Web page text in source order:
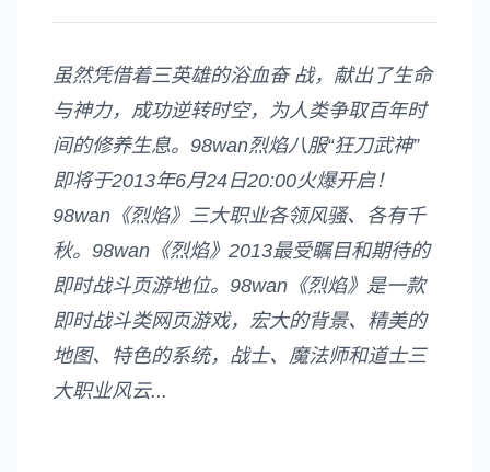
虽然凭借着三英雄的浴血奋 战，献出了生命
与神力，成功逆转时空，为人类争取百年时
间的修养生息。98wan烈焰八服“狂刀武神”
即将于2013年6月24日20:00火爆开启！
98wan《烈焰》三大职业各领风骚、各有千
秋。98wan《烈焰》2013最受瞩目和期待的
即时战斗页游地位。98wan《烈焰》是一款
即时战斗类网页游戏，宏大的背景、精美的
地图、特色的系统，战士、魔法师和道士三
大职业风云...